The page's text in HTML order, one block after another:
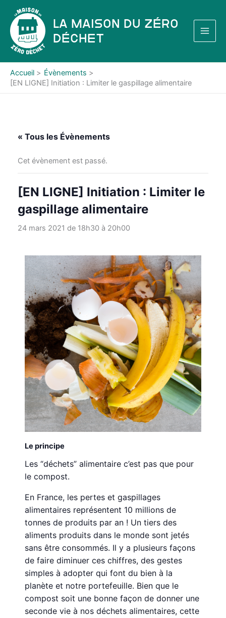
contenu
La Maison du Zéro
Déchet
Accueil
Évènements
[EN LIGNE] Initiation : Limiter le gaspillage alimentaire
« Tous les Évènements
Cet évènement est passé.
[EN LIGNE] Initiation : Limiter le
gaspillage alimentaire
24 mars 2021 de 18h30à 20h00
Le principe
Les “déchets” alimentaire c’est pas que pour
le compost.
En France, les pertes et gaspillages
alimentaires représentent 10 millions de
tonnes de produits par an ! Un tiers des
aliments produits dans le monde sont jetés
sans être consommés. Il y a plusieurs façons
de faire diminuer ces chiffres, des gestes
simples à adopter qui font du bien à la
planète et notre portefeuille. Bien que le
compost soit une bonne façon de donner une
seconde vie à nos déchets alimentaires, cette